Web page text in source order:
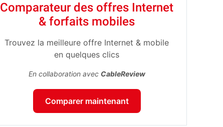
Comparateur des offres Internet
& forfaits mobiles
Trouvez la meilleure offre Internet & mobile
en quelques clics
En collaboration avec CableReview
Comparer maintenant